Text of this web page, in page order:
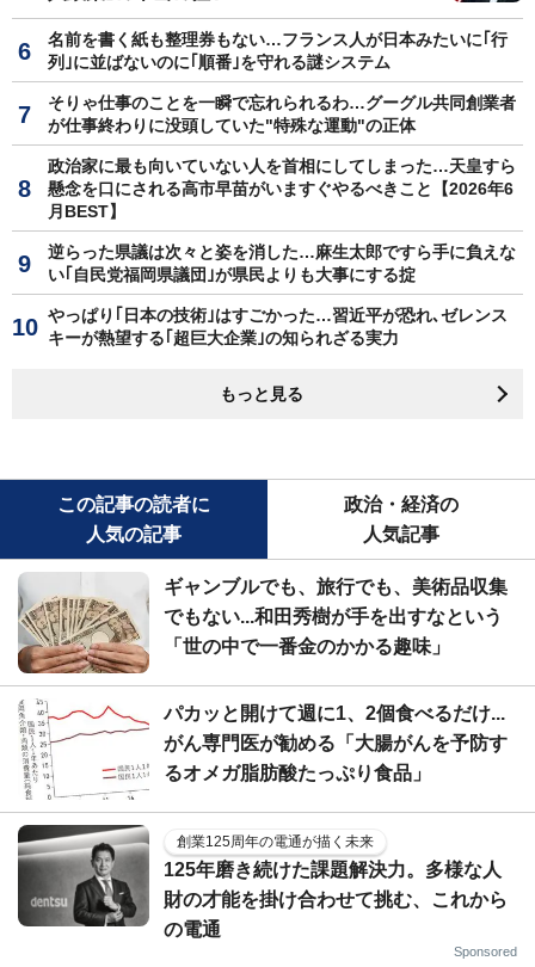
名前を書く紙も整理券もない…フランス人が日本みたいに｢行
列｣に並ばないのに｢順番｣を守れる謎システム
そりゃ仕事のことを一瞬で忘れられるわ…グーグル共同創業者
が仕事終わりに没頭していた"特殊な運動"の正体
政治家に最も向いていない人を首相にしてしまった…天皇すら
懸念を口にされる高市早苗がいますぐやるべきこと【2026年6
月BEST】
逆らった県議は次々と姿を消した…麻生太郎ですら手に負えな
い｢自民党福岡県議団｣が県民よりも大事にする掟
やっぱり｢日本の技術｣はすごかった…習近平が恐れ､ゼレンス
キーが熱望する｢超巨大企業｣の知られざる実力
もっと見る
この記事の読者に
人気の記事
政治・経済の
人気記事
ギャンブルでも、旅行でも、美術品収集
でもない...和田秀樹が手を出すなという
「世の中で一番金のかかる趣味」
パカッと開けて週に1、2個食べるだけ...
がん専門医が勧める「大腸がんを予防す
るオメガ脂肪酸たっぷり食品」
創業125周年の電通が描く未来
125年磨き続けた課題解決力。多様な人
財の才能を掛け合わせて挑む、これから
の電通
Sponsored